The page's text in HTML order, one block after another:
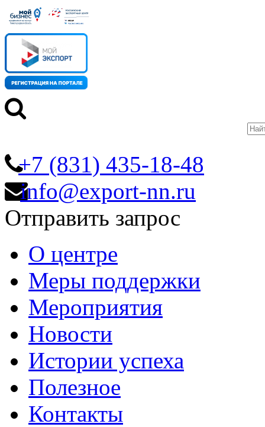
+7 (831) 435-18-48
info@export-nn.ru
Отправить запрос
О центре
Меры поддержки
Мероприятия
Новости
Истории успеха
Полезное
Контакты